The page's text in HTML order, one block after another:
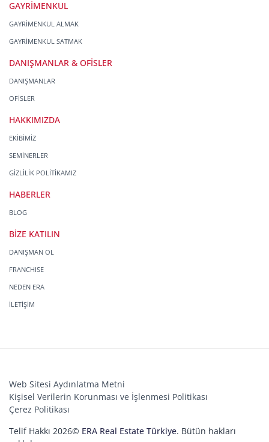
GAYRİMENKUL
GAYRİMENKUL ALMAK
GAYRİMENKUL SATMAK
DANIŞMANLAR & OFİSLER
DANIŞMANLAR
OFİSLER
HAKKIMIZDA
EKİBİMİZ
SEMİNERLER
GİZLİLİK POLİTİKAMIZ
HABERLER
BLOG
BİZE KATILIN
DANIŞMAN OL
FRANCHISE
NEDEN ERA
İLETİŞİM
Web Sitesi Aydınlatma Metni
Kişisel Verilerin Korunması ve İşlenmesi Politikası
Çerez Politikası
Telif Hakkı 2026© ERA Real Estate Türkiye. Bütün hakları